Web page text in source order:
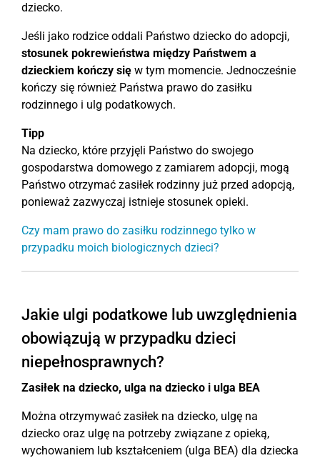
dziecko.
Jeśli jako rodzice oddali Państwo dziecko do adopcji,
stosunek pokrewieństwa między Państwem a
dzieckiem kończy się w tym momencie. Jednocześnie
kończy się również Państwa prawo do zasiłku
rodzinnego i ulg podatkowych.
Tipp
Na dziecko, które przyjęli Państwo do swojego
gospodarstwa domowego z zamiarem adopcji, mogą
Państwo otrzymać zasiłek rodzinny już przed adopcją,
ponieważ zazwyczaj istnieje stosunek opieki.
Czy mam prawo do zasiłku rodzinnego tylko w
przypadku moich biologicznych dzieci?
Jakie ulgi podatkowe lub uwzględnienia
obowiązują w przypadku dzieci
niepełnosprawnych?
Zasiłek na dziecko, ulga na dziecko i ulga BEA
Można otrzymywać zasiłek na dziecko, ulgę na
dziecko oraz ulgę na potrzeby związane z opieką,
wychowaniem lub kształceniem (ulga BEA) dla dziecka